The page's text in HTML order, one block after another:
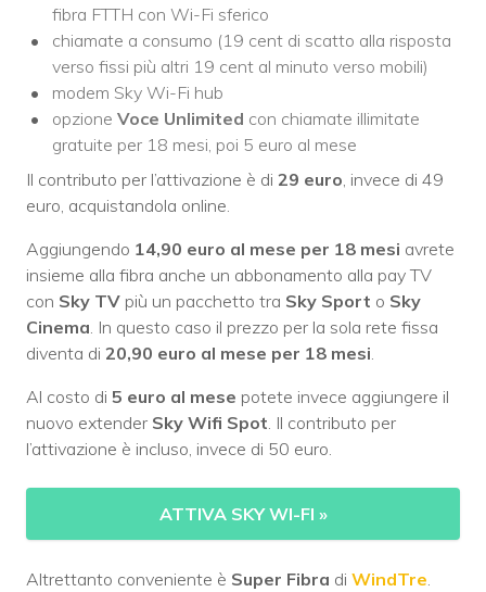
fibra FTTH con Wi-Fi sferico
chiamate a consumo (19 cent di scatto alla risposta
verso fissi più altri 19 cent al minuto verso mobili)
modem Sky Wi-Fi hub
opzione Voce Unlimited con chiamate illimitate
gratuite per 18 mesi, poi 5 euro al mese
Il contributo per l’attivazione è di 29 euro , invece di 49
euro, acquistandola online.
Aggiungendo 14,90 euro al mese per 18 mesi avrete
insieme alla fibra anche un abbonamento alla pay TV
con Sky TV più un pacchetto tra Sky Sport o Sky
Cinema . In questo caso il prezzo per la sola rete fissa
diventa di 20,90 euro al mese per 18 mesi
Al costo di 5 euro al mese potete invece aggiungere il
nuovo extender Sky Wifi Spot . Il contributo per
l’attivazione è incluso, invece di 50 euro.
ATTIVA SKY WI-FI »
Altrettanto conveniente è Super Fibra di WindTre